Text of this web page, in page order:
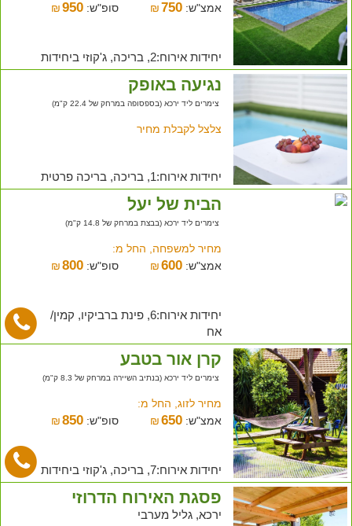
אמצ"ש:
₪750 סופ"ש: ₪ 950
יחידות אירוח:2, בריכה, ג'קוזי ביחידות
נגיעה באופק
צימרים ליד ירכא (בספסופה במרחק של 22.4 ק"מ)
צלצל לקבלת מחיר
יחידות אירוח:1, בריכה, בריכה פרטית
הבית של יעל
צימרים ליד ירכא (בבצת במרחק של 14.8 ק"מ)
מחיר למשפחה, החל מ:
אמצ"ש:
₪600 סופ"ש: ₪ 800
יחידות אירוח:6, פינת ברביקיו, קמין/
אח
קרן אור בטבע
צימרים ליד ירכא (בנתיב השיירה במרחק של 8.3 ק"מ)
מחיר לזוג, החל מ:
אמצ"ש:
₪650 סופ"ש: ₪ 850
יחידות אירוח:7, בריכה, ג'קוזי ביחידות
פסגת האירוח הדרוזי
ירכא, גליל מערבי